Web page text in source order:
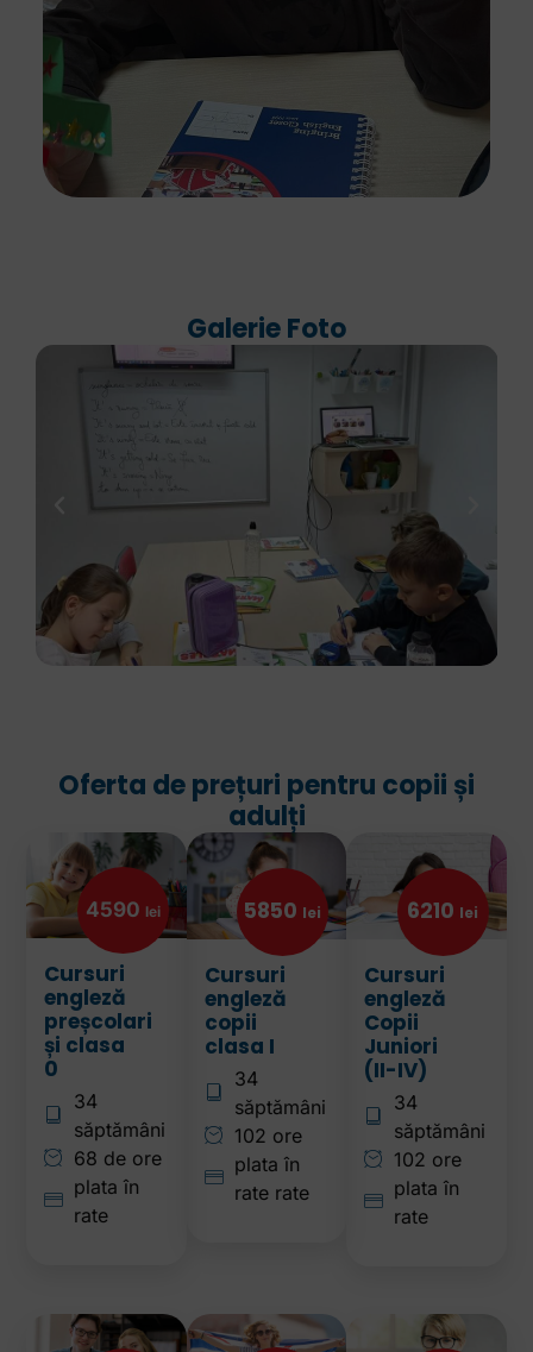
Galerie Foto
Oferta de prețuri pentru copii și
adulți
4590 lei
Cursuri
engleză
preșcolari
și clasa
0
34
săptămâni
68 de ore
plata în
rate
5850 lei
Cursuri
engleză
copii
clasa I
34
săptămâni
102 ore
plata în
rate rate
6210 lei
Cursuri
engleză
Copii
Juniori
(II-IV)
34
săptămâni
102 ore
plata în
rate